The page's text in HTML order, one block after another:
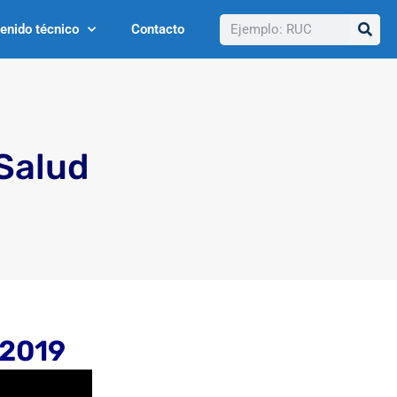
técnico Contacto Buscar